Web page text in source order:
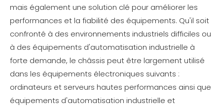
mais également une solution clé pour améliorer les
performances et la fiabilité des équipements. Qu'il soit
confronté à des environnements industriels difficiles ou
à des équipements d'automatisation industrielle à
forte demande, le châssis peut être largement utilisé
dans les équipements électroniques suivants :
ordinateurs et serveurs hautes performances ainsi que
équipements d'automatisation industrielle et